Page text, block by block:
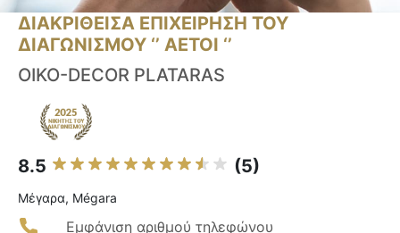
ΔΙΑΚΡΙΘΕΙΣΑ ΕΠΙΧΕΙΡΗΣΗ ΤΟΥ
ΔΙΑΓΩΝΙΣΜΟΥ ‘’ ΑΕΤΟΙ ‘’
OIKO-DECOR PLATARAS
8.5 (5)
Μέγαρα, Mégara
Εμφάνιση αριθμού τηλεφώνου